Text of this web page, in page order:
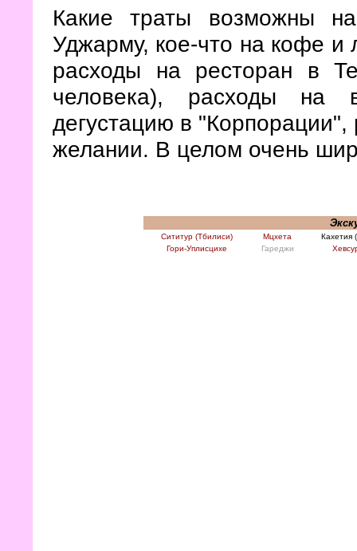
Какие траты возможны
Уджарму, кое-что на кофе
расходы на ресторан в
человека), расходы
дегустацию в
желании. В целом очень
Сититур (Тбилиси) Мцхета
Кахетия
Гори-Уплисцихе
Гареджи